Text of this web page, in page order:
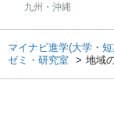
九州・沖縄
マイナビ進学(大学・
ゼミ・研究室
地域